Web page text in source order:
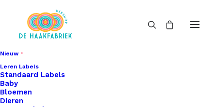
Nieuw
Leren Labels
Standaard Labels
Baby
Bloemen
Dieren